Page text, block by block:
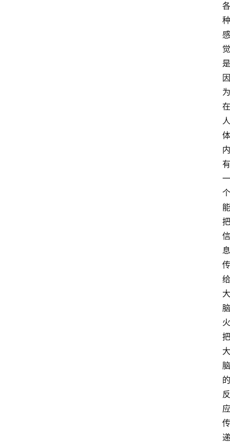
各
种
感
觉
是
因
为
在
人
体
内
有
一
个
能
把
信
息
传
给
大
脑
火
把
大
脑
的
反
应
传
递